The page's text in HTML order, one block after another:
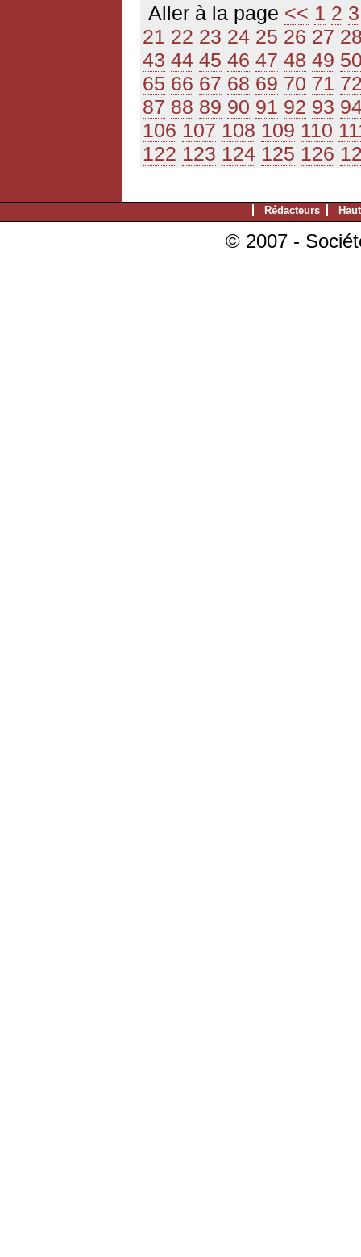
Aller à la page << 1 2 3
21 22 23 24 25 26 27
43 44 45 46 47 48 49
65 66 67 68 69 70 71
87 88 89 90 91 92 93
106 107 108 109 110
122 123 124 125 126
Rédacteurs
© 2007 -